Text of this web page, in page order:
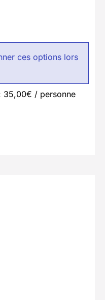
ces options lors
35,00€ / personne